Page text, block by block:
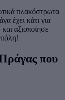
πλακόστρωτα
έχει κάτι για
αξιοποίησε
που